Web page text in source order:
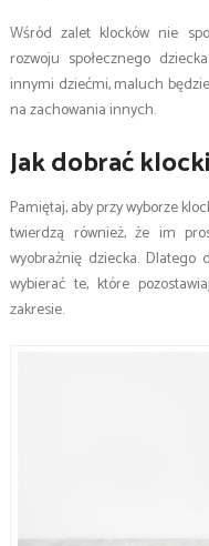
Wśród zalet klocków nie
rozwoju społecznego
innymi dziećmi, maluch
na zachowania innych.
Jak dobrać
Pamiętaj, aby przy wyborze
twierdzą również, że im
wyobraźnię dziecka.
wybierać te, które
zakresie.